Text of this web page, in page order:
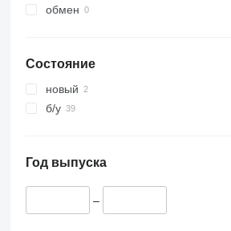
обмен
Состояние
новый
б/у
Год выпуска
–